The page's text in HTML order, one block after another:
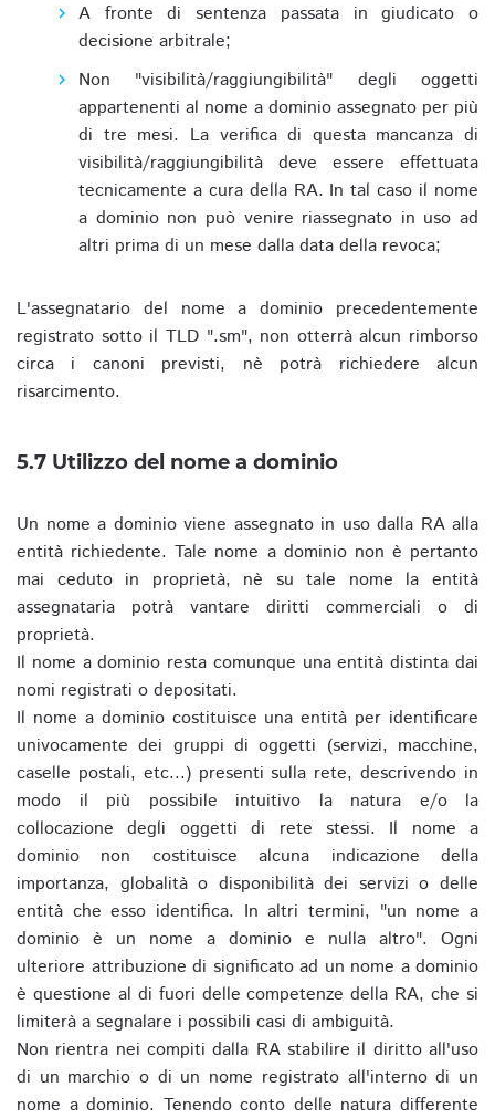
A fronte di sentenza passata in giudicato o
decisione arbitrale;
Non "visibilità/raggiungibilità" degli oggetti
appartenenti al nome a dominio assegnato per più
di tre mesi. La verifica di questa mancanza di
visibilità/raggiungibilità deve essere effettuata
tecnicamente a cura della RA. In tal caso il nome
a dominio non può venire riassegnato in uso ad
altri prima di un mese dalla data della revoca;
L'assegnatario del nome a dominio precedentemente
registrato sotto il TLD ".sm", non otterrà alcun rimborso
circa i canoni previsti, nè potrà richiedere alcun
risarcimento.
5.7 Utilizzo del nome a dominio
Un nome a dominio viene assegnato in uso dalla RA alla
entità richiedente. Tale nome a dominio non è pertanto
mai ceduto in proprietà, nè su tale nome la entità
assegnataria potrà vantare diritti commerciali o di
proprietà.
Il nome a dominio resta comunque una entità distinta dai
nomi registrati o depositati.
Il nome a dominio costituisce una entità per identificare
univocamente dei gruppi di oggetti (servizi, macchine,
caselle postali, etc...) presenti sulla rete, descrivendo in
modo il più possibile intuitivo la natura e/o la
collocazione degli oggetti di rete stessi. Il nome a
dominio non costituisce alcuna indicazione della
importanza, globalità o disponibilità dei servizi o delle
entità che esso identifica. In altri termini, "un nome a
dominio è un nome a dominio e nulla altro". Ogni
ulteriore attribuzione di significato ad un nome a dominio
è questione al di fuori delle competenze della RA, che si
limiterà a segnalare i possibili casi di ambiguità.
Non rientra nei compiti dalla RA stabilire il diritto all'uso
di un marchio o di un nome registrato all'interno di un
nome a dominio. Tenendo conto delle natura differente